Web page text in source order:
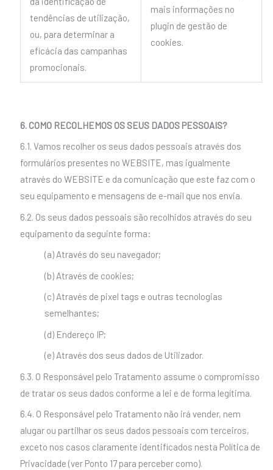
tendências de utilização,
ou, para determinar a
eficácia das campanhas
promocionais.
mais informações no
plugin de gestão de
cookies.
6. COMO RECOLHEMOS OS SEUS DADOS PESSOAIS?
6.1. Vamos recolher os seus dados pessoais através dos
formulários presentes no WEBSITE, mas igualmente
através do WEBSITE e da comunicação que este faz com o
seu equipamento e mensagens de e-mail que nos envia.
6.2. Os seus dados pessoais são recolhidos através do seu
equipamento da seguinte forma:
(a) Através do seu navegador;
(b) Através de cookies;
(c) Através de pixel tags e outras tecnologias
semelhantes;
(d) Endereço IP;
(e) Através dos seus dados de Utilizador.
6.3. O Responsável pelo Tratamento assume o compromisso
de tratar os seus dados conforme a lei e de forma legítima.
6.4. O Responsável pelo Tratamento não irá vender, nem
alugar ou partilhar os seus dados pessoais com terceiros,
exceto nos casos claramente identificados nesta Política de
Privacidade (ver Ponto 17 para perceber como).